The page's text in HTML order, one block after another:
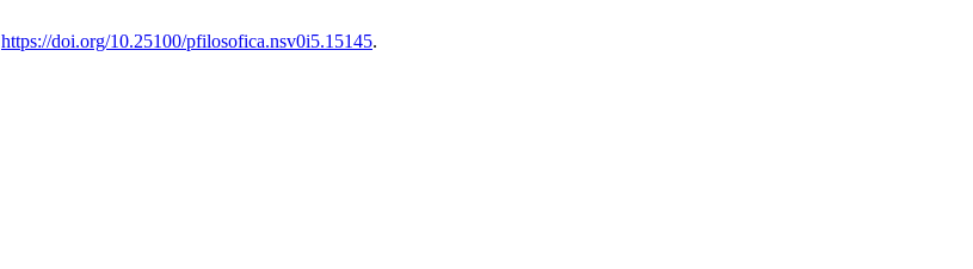
https://doi.org/10.25100/pfilosofica.nsv0i5.15145.